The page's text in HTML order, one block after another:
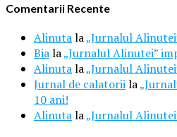
Comentarii Recente
Alinutala„Jurnalul
Biala„Jurnalul Alinutei”
Alinutala„Jurnalul
Jurnal de calatoriila
10 ani!
Alinutala„Jurnalul